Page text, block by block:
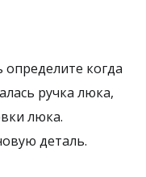
определите когда
ручка люка,
люка.
деталь.